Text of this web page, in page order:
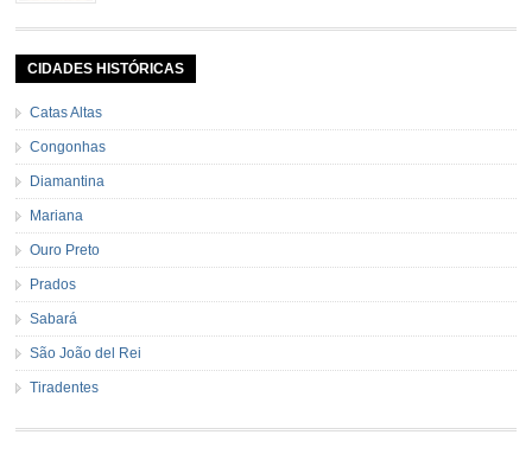
pele e sem sementes 1 pitada de noz moscada Salsa e cebolinha Pimenta
CIDADES HISTÓRICAS
Catas Altas
Congonhas
Diamantina
Mariana
Ouro Preto
Prados
Sabará
São João del Rei
Tiradentes